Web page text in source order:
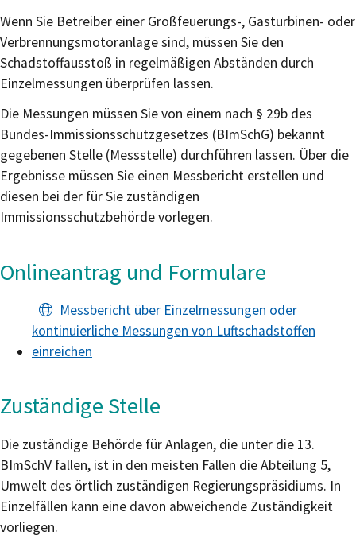
Wenn Sie Betreiber einer Großfeuerungs-, Gasturbinen- oder
Verbrennungsmotoranlage sind, müssen Sie den
Schadstoffausstoß in regelmäßigen Abständen durch
Einzelmessungen überprüfen lassen.
Die Messungen müssen Sie von einem nach § 29b des
Bundes-Immissionsschutzgesetzes (BImSchG) bekannt
gegebenen Stelle (Messstelle) durchführen lassen. Über die
Ergebnisse müssen Sie einen Messbericht erstellen und
diesen bei der für Sie zuständigen
Immissionsschutzbehörde vorlegen.
Onlineantrag und Formulare
Messbericht über Einzelmessungen oder
kontinuierliche Messungen von Luftschadstoffen
einreichen
Zuständige Stelle
Die zuständige Behörde für Anlagen, die unter die 13.
BImSchV fallen, ist in den meisten Fällen die Abteilung 5,
Umwelt des örtlich zuständigen Regierungspräsidiums. In
Einzelfällen kann eine davon abweichende Zuständigkeit
vorliegen.